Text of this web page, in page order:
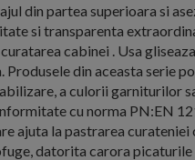
din partea superioara si
si transparenta
cabinei . Usa
din aceasta serie
a culorii garniturilor
cu norma PN:EN
ajuta la pastrarea
datorita carora picaturile